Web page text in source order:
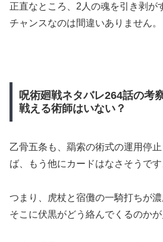
正直なところ、2人の魂を引き剥が
チャンスなのは間違いありません。
呪術廻戦ネタバレ264話の考
戦える術師はいない？
乙骨五条も、羂索の術式の運用停
ば、もう他にカードはなさそうです
つまり、虎杖と宿儺の一騎打ちが濃
そこに伏黒がどう絡んでくるのかが